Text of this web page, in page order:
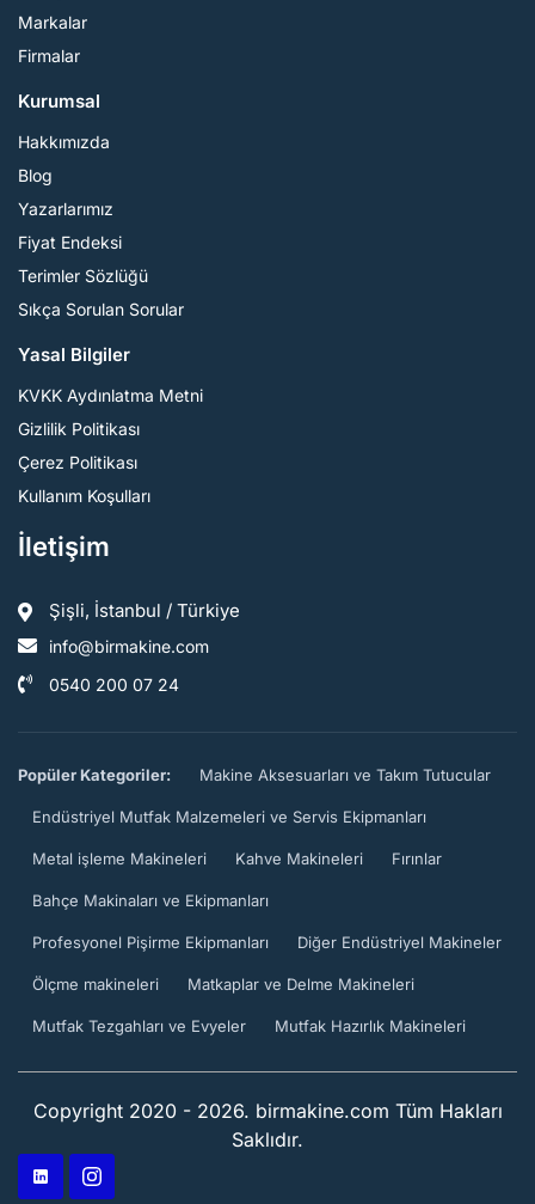
Markalar
Firmalar
Kurumsal
Hakkımızda
Blog
Yazarlarımız
Fiyat Endeksi
Terimler Sözlüğü
Sıkça Sorulan Sorular
Yasal Bilgiler
KVKK Aydınlatma Metni
Gizlilik Politikası
Çerez Politikası
Kullanım Koşulları
İletişim
Şişli, İstanbul / Türkiye
info@birmakine.com
0540 200 07 24
Popüler Kategoriler: Makine Aksesuarları ve Takım Tutucular
Endüstriyel Mutfak Malzemeleri ve Servis Ekipmanları
Metal işleme Makineleri Kahve Makineleri Fırınlar
Bahçe Makinaları ve Ekipmanları
Profesyonel Pişirme Ekipmanları Diğer Endüstriyel Makineler
Ölçme makineleri Matkaplar ve Delme Makineleri
Mutfak Tezgahları ve Evyeler Mutfak Hazırlık Makineleri
Copyright 2020 - 2026. birmakine.com Tüm Hakları
Saklıdır.